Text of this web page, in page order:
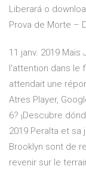
Liberará o
Prova de Morte –
11 janv. 2019
l'attention dans le
attendait une
Atres Player,
6? ¡Descubre
2019 Peralta et
Brooklyn sont de
revenir sur le